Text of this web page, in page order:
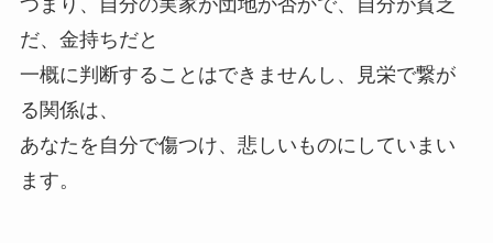
だ、金持ちだと
一概に判断することはできませんし、見栄で繋が
る関係は、
あなたを自分で傷つけ、悲しいものにしていまい
ます。